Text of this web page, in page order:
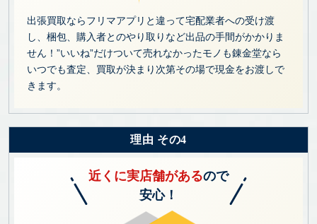
出張買取ならフリマアプリと違って宅配業者への受け渡
し、梱包、購入者とのやり取りなど出品の手間がかかりま
せん！”いいね”だけついて売れなかったモノも錬金堂なら
いつでも査定、買取が決まり次第その場で現金をお渡しで
きます。
理由 その4
近くに実店舗があるので
安心！